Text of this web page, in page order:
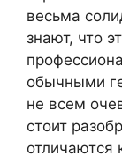
весьма
знают, что
обычными
не всем
стоит
отличаются